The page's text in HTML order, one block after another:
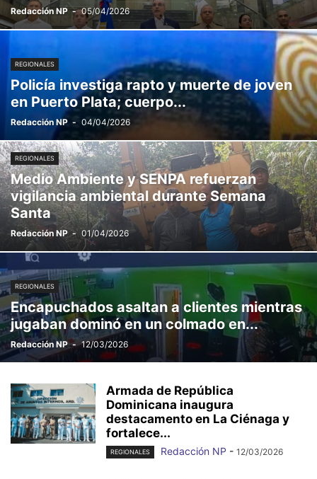
Redacción NP - 05/04/2026
REGIONALES
Policía investiga rapto y muerte de joven
en Puerto Plata; cuerpo...
Redacción NP - 04/04/2026
REGIONALES
Medio Ambiente y SENPA refuerzan
vigilancia ambiental durante Semana
Santa
Redacción NP - 01/04/2026
REGIONALES
Encapuchados asaltan a clientes mientras
jugaban dominó en un colmado en...
Redacción NP - 12/03/2026
Armada de República
Dominicana inaugura
destacamento en La Ciénaga y
fortalece...
REGIONALES Redacción NP - 12/03/2026